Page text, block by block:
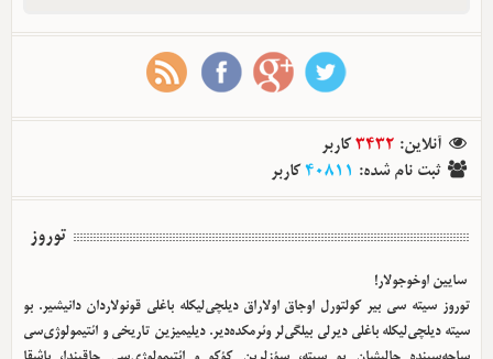
آنلاین:
3432 کاربر
ثبت نام شده:
40811 کاربر
توروز
سایین اوخوجولار!
توروز سیته سی بیر کولتورل اوجاق اولا‌راق دیلچی‌لیکله باغلی قونولاردان دانیشیر. بو
سیته دیلچی‌لیکله باغلی دیرلی بیلگی‌لر وئرمکده‌دیر. دیلیمیزین تاریخی و ائتیمولوژی‌سی